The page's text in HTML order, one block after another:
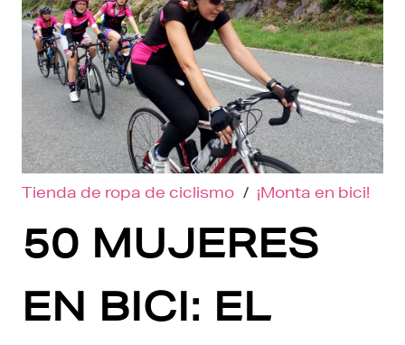
Tienda de ropa de ciclismo / ¡Monta en bici!
50 MUJERES
EN BICI: EL